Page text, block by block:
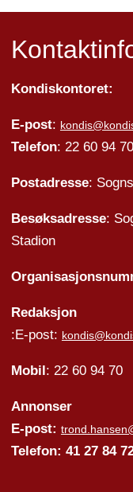
Kondiskontoret:
E-post:
Telefon: 22 60 94 70
Postadresse:
Besøksadresse:
Stadion
Redaksjon
:E-post:
Mobil: 22 60 94 70
Annonser
E-post:
Telefon: 41 27 84